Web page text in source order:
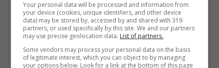
Your personal data will be processed and information from
your device (cookies, unique identifiers, and other device
data) may be stored by, accessed by and shared with 319
partners, or used specifically by this site. We and our partners
may use precise geolocation data. List of partners.
Some vendors may process your personal data on the basis
of legitimate interest, which you can object to by managing
your options below. Look for a link at the bottom of this page